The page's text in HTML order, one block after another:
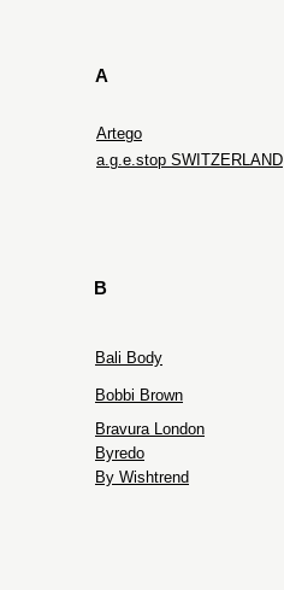
Bali Body
Artego
a.g.e.stop SWITZERLAND
By Wishtrend
Byredo
Bravura London
Bobbi Brown
A
B